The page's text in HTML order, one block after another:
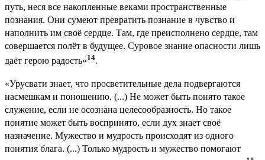
путь, неся все накопленные веками пространственные
познания. Они сумеют превратить познание в чувство и
наполнить им своё сердце. Там, где преисполнено сердце, там
совершается полёт в будущее. Суровое знание опасности лишь
даёт герою радость»14.
«Урусвати знает, что просветительные дела подвергаются
насмешкам и поношению. (...) Не может быть понято такое
служение, если не осознана целесообразность. Но такое
понятие может быть воспринято, если дух знает своё
назначение. Мужество и мудрость происходят из одного
понятия блага. (...) Только мудрость и мужество помогают